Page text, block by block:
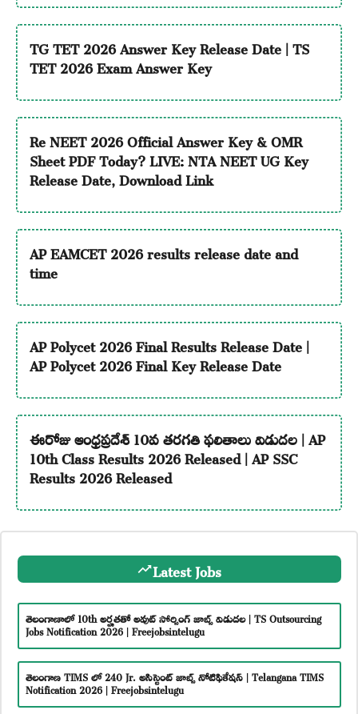
TG TET 2026 Answer Key Release Date | TS
TET 2026 Exam Answer Key
Re NEET 2026 Official Answer Key & OMR
Sheet PDF Today? LIVE: NTA NEET UG Key
Release Date, Download Link
AP EAMCET 2026 results release date and
time
AP Polycet 2026 Final Results Release Date |
AP Polycet 2026 Final Key Release Date
ఈరోజు ఆంధ్రప్రదేశ్ 10వ తరగతి ఫలితాలు విడుదల | AP
10th Class Results 2026 Released | AP SSC
Results 2026 Released
Latest Jobs
తెలంగాణాలో 10th అర్హతతో అవుట్ సోర్సింగ్ జాబ్స్ విడుదల | TS Outsourcing
Jobs Notification 2026 | Freejobsintelugu
తెలంగాణ TIMS లో 240 Jr. అసిస్టెంట్ జాబ్స్ నోటిఫికేషన్ | Telangana TIMS
Notification 2026 | Freejobsintelugu